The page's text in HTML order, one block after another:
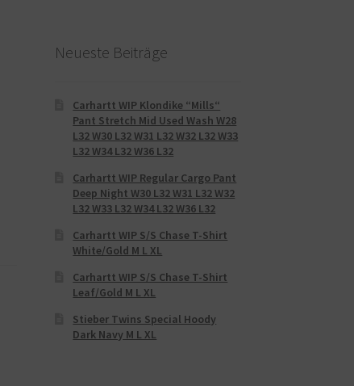
Neueste Beiträge
Carhartt WIP Klondike “Mills“
Pant Stretch Mid Used Wash W28
L32 W30 L32 W31 L32 W32 L32 W33
L32 W34 L32 W36 L32
Carhartt WIP Regular Cargo Pant
Deep Night W30 L32 W31 L32 W32
L32 W33 L32 W34 L32 W36 L32
Carhartt WIP S/S Chase T-Shirt
White/Gold M L XL
Carhartt WIP S/S Chase T-Shirt
Leaf/Gold M L XL
Stieber Twins Special Hoody
Dark Navy M L XL